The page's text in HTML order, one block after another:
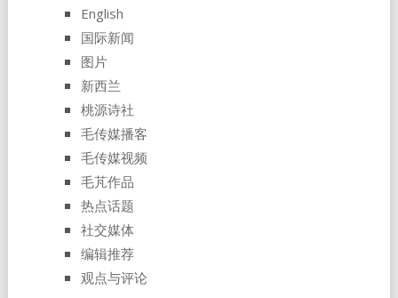
English
国际新闻
图片
新西兰
桃源诗社
毛传媒播客
毛传媒视频
毛芃作品
热点话题
社交媒体
编辑推荐
观点与评论